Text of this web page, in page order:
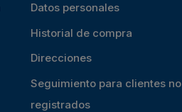
Datos personales
Historial de compra
Direcciones
Seguimiento para clientes no
registrados